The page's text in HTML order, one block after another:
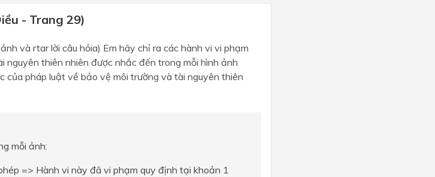
- Trang 29)
và rtar lời câu hỏia) Em hãy chỉ ra các hành vi vi phạm
nguyên thiên nhiên được nhắc đến trong mỗi hình ảnh
của pháp luật về bảo vệ môi trường và tài nguyên thiên
mỗi ảnh:
=> Hành vi này đã vi phạm quy định tại khoản 1